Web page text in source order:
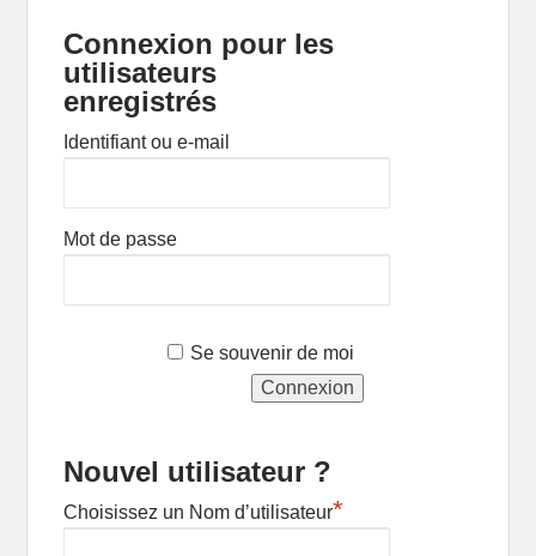
Connexion pour les
utilisateurs
enregistrés
Identifiant ou e-mail
Mot de passe
Se souvenir de moi
Nouvel utilisateur ?
Choisissez un Nom d’utilisateur*